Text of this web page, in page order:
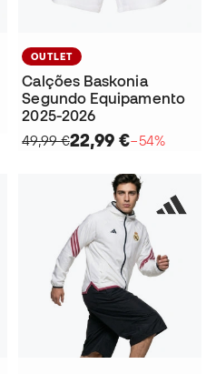
OUTLET
Calções Baskonia
Segundo Equipamento
2025-2026
49,99 €22,99 €−54%